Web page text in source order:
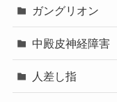
ガングリオン
中殿皮神経障害
人差し指